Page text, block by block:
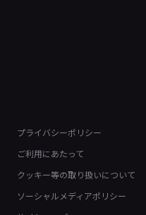
プライバシーポリシー
ご利用にあたって
クッキー等の取り扱いについて
ソーシャルメディアポリシー